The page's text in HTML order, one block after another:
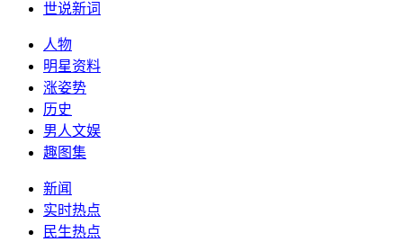
世说新词
人物
明星资料
涨姿势
历史
男人文娱
趣图集
新闻
实时热点
民生热点